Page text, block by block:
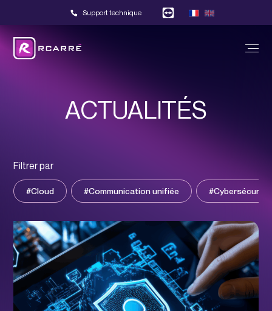
Support technique
ACTUALITÉS
Filtrer par
#Cloud #Communication unifiée #Cybersécurité